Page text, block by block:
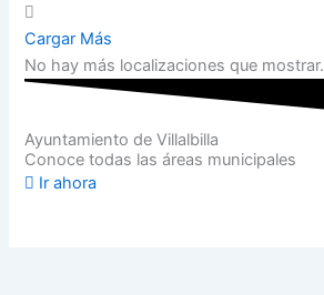
Cargar Más
No hay más localizaciones que mostrar.
Ayuntamiento de Villalbilla
Conoce todas las áreas municipales
Ir ahora